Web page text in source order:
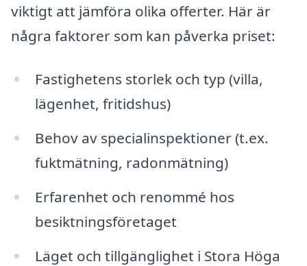
viktigt att jämföra olika offerter. Här är
några faktorer som kan påverka priset:
Fastighetens storlek och typ (villa,
lägenhet, fritidshus)
Behov av specialinspektioner (t.ex.
fuktmätning, radonmätning)
Erfarenhet och renommé hos
besiktningsföretaget
Läget och tillgänglighet i Stora Höga